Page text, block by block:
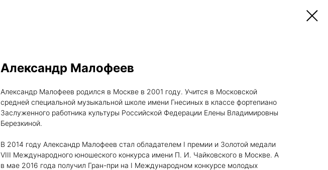
Александр Малофеев
Александр Малофеев родился в Москве в 2001 году. Учится в Московской
средней специальной музыкальной школе имени Гнесиных в классе фортепиано
Заслуженного работника культуры Российской Федерации Елены Владимировны
Березкиной.
В 2014 году Александр Малофеев стал обладателем I премии и Золотой медали
VIII Международного юношеского конкурса имени П. И. Чайковского в Москве. А
в мае 2016 года получил Гран-при на I Международном конкурсе молодых